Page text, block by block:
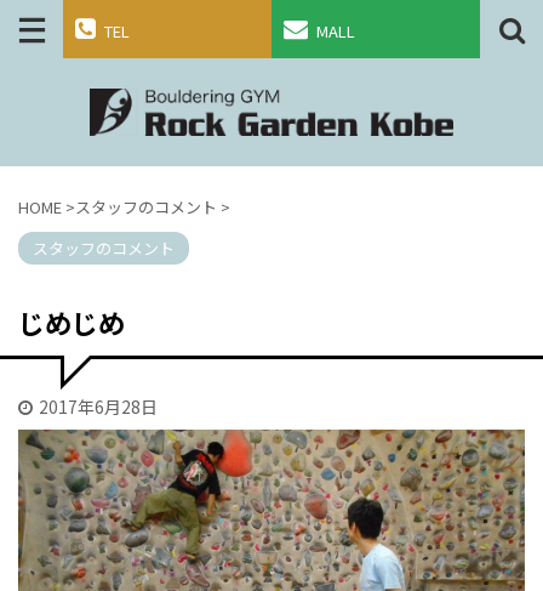
TEL MALL
HOME >スタッフのコメント >
スタッフのコメント
じめじめ
2017年6月28日